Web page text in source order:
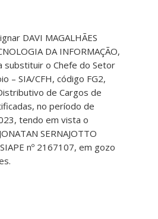
DAVI MAGALHÃES
DA INFORMAÇÃO,
substituir o Chefe do Setor
– SIA/CFH, código FG2,
de Cargos de
no período de
tendo em vista o
SERNAJOTTO
nº 2167107, em gozo